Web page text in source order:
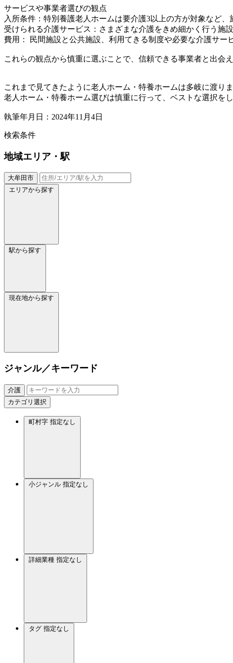
サービスや事業者選びの観点
入所条件：特別養護老人ホームは要介護3以上の方が対象など
受けられる介護サービス：さまざまな介護をきめ細かく行う施
費用： 民間施設と公共施設、利用てきる制度や必要な介護サー
これらの観点から慎重に選ぶことで、信頼できる事業者と出会え
これまで見てきたように老人ホーム・特養ホームは多岐に渡り
老人ホーム・特養ホーム選びは慎重に行って、ベストな選択をし
執筆年月日：2024年11月4日
検索条件
地域エリア・駅
大牟田市
エリアから探す
駅から探す
現在地から探す
ジャンル／キーワード
介護
カテゴリ選択
町村字 指定なし
小ジャンル 指定なし
詳細業種 指定なし
タグ 指定なし